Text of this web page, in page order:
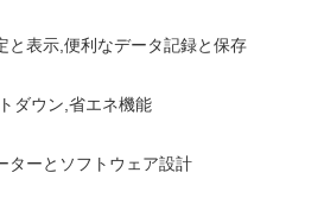
と表示,便利なデータ記録と保存
ダウン,省エネ機能
ターとソフトウェア設計